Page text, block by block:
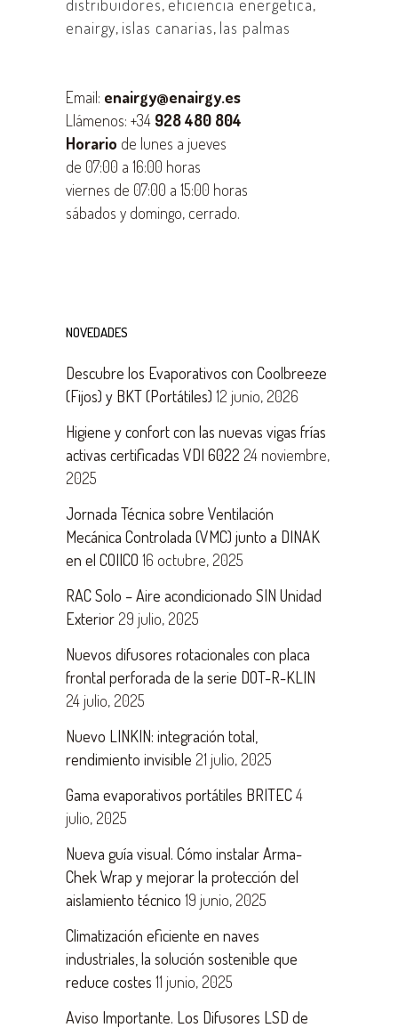
distribuidores, eficiencia energetica,
enairgy, islas canarias, las palmas
Email: enairgy@enairgy.es
Llámenos: +34 928 480 804
Horario de lunes a jueves
de 07:00 a 16:00 horas
viernes de 07:00 a 15:00 horas
sábados y domingo, cerrado.
NOVEDADES
Descubre los Evaporativos con Coolbreeze
(Fijos) y BKT (Portátiles) 12 junio, 2026
Higiene y confort con las nuevas vigas frías
activas certificadas VDI 6022 24 noviembre,
2025
Jornada Técnica sobre Ventilación
Mecánica Controlada (VMC) junto a DINAK
en el COIICO 16 octubre, 2025
RAC Solo – Aire acondicionado SIN Unidad
Exterior 29 julio, 2025
Nuevos difusores rotacionales con placa
frontal perforada de la serie DOT-R-KLIN
24 julio, 2025
Nuevo LINKIN: integración total,
rendimiento invisible 21 julio, 2025
Gama evaporativos portátiles BRITEC4
julio, 2025
Nueva guía visual. Cómo instalar Arma-
Chek Wrap y mejorar la protección del
aislamiento técnico 19 junio, 2025
Climatización eficiente en naves
industriales, la solución sostenible que
reduce costes 11 junio, 2025
Aviso Importante. Los Difusores LSD de